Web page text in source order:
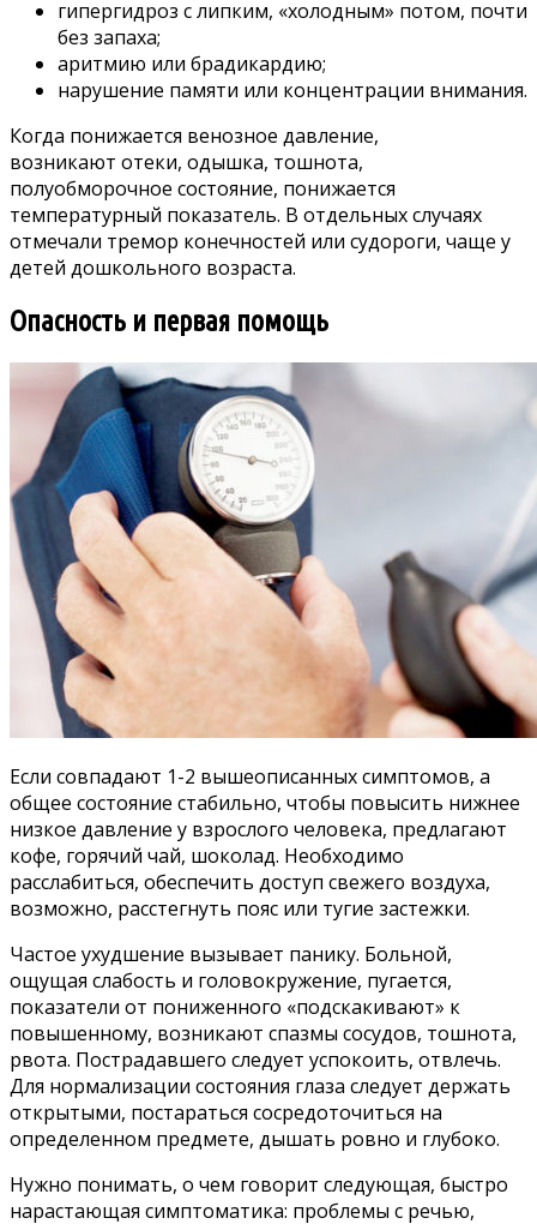
гипергидроз с липким, «холодным» потом, почти
без запаха;
аритмию или брадикардию;
нарушение памяти или концентрации внимания.
Когда понижается венозное давление,
возникают отеки, одышка, тошнота,
полуобморочное состояние, понижается
температурный показатель. В отдельных случаях
отмечали тремор конечностей или судороги, чаще у
детей дошкольного возраста.
Опасность и первая помощь
Если совпадают 1-2 вышеописанных симптомов, а
общее состояние стабильно, чтобы повысить нижнее
низкое давление у взрослого человека, предлагают
кофе, горячий чай, шоколад. Необходимо
расслабиться, обеспечить доступ свежего воздуха,
возможно, расстегнуть пояс или тугие застежки.
Частое ухудшение вызывает панику. Больной,
ощущая слабость и головокружение, пугается,
показатели от пониженного «подскакивают» к
повышенному, возникают спазмы сосудов, тошнота,
рвота. Пострадавшего следует успокоить, отвлечь.
Для нормализации состояния глаза следует держать
открытыми, постараться сосредоточиться на
определенном предмете, дышать ровно и глубоко.
Нужно понимать, о чем говорит следующая, быстро
нарастающая симптоматика: проблемы с речью,